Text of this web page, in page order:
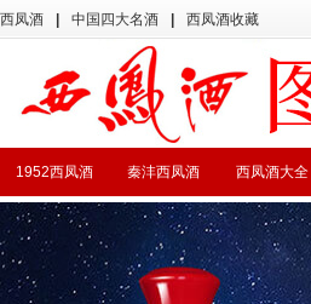
西凤酒 中国四大名酒 西凤酒收藏
西凤酒大全
秦沣西凤酒
1952西凤酒